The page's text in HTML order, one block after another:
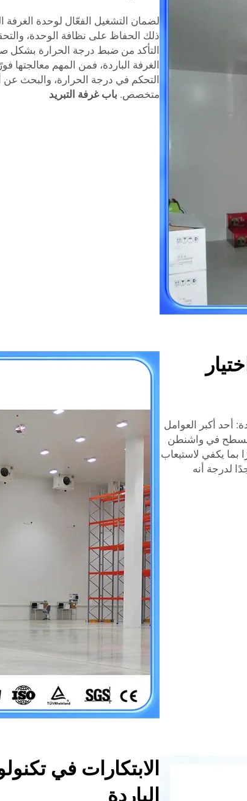
لضمان التشغيل الفعّال لوحدة الغرفة
ذلك الحفاظ على نظافة الوحدة،
التأكد من ضبط درجة الحرارة بشكل
الغرفة الباردة، فمن المهم
التحكم في درجة الحرارة، والبحث
متخصص. باب غرفة التبريد
أحد أكبر العوامل
السطح في واشنطن
بما يكفي لاستيعاب
لدرجة أنه
الابتكارات في
الباردة